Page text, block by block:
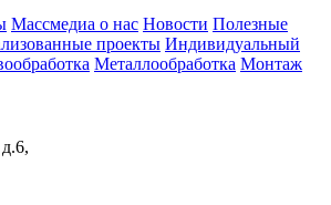
Массмедиа о нас Новости Полезные
проекты Индивидуальный
Металлообработка Монтаж